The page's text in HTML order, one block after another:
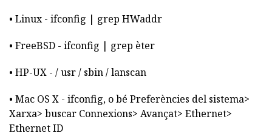
• Linux - ifconfig | grep HWaddr
• FreeBSD - ifconfig | grep èter
• HP-UX - / usr / sbin / lanscan
• Mac OS X - ifconfig, o bé Preferències del sistema>
Xarxa> buscar Connexions> Avançat> Ethernet>
Ethernet ID